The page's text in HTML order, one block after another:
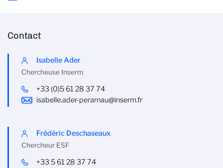
Contact
Isabelle Ader
Chercheuse Inserm
+33 (0)5 61 28 37 74
isabelle.ader-perarnau@inserm.fr
Frédéric Deschaseaux
Chercheur ESF
+33 5 61 28 37 74